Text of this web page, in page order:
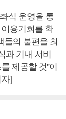
석 운영을 통
용기회를 확
들의 불편을 최
과 기내 서비
제공할 것”이
]